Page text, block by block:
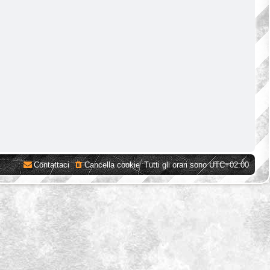
Tutti gli orari sonoUTC+02:00
Cancella cookie
Contattaci